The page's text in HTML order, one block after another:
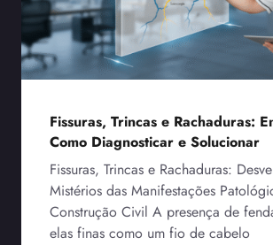
Fissuras, Trincas e Rachaduras:
Como Diagnosticar e Solucionar
Fissuras, Trincas e Rachaduras:
Mistérios das Manifestações
Construção Civil A presença de
elas finas como um fio de cabelo